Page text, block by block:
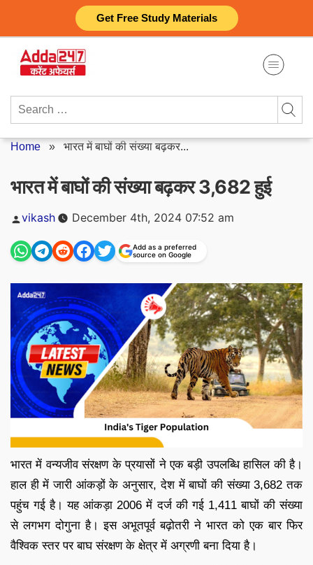
Get Free Study Materials
content
Search
Home » भारत में बाघों की संख्या बढ़कर...
भारत में बाघों की संख्या बढ़कर 3,682 हुई
Posted
vikash December 4th, 2024 07:52 am
Add as a preferred
source on Google
भारत में वन्यजीव संरक्षण के प्रयासों ने एक बड़ी उपलब्धि हासिल की है।
हाल ही में जारी आंकड़ों के अनुसार, देश में बाघों की संख्या 3,682 तक
पहुंच गई है। यह आंकड़ा 2006 में दर्ज की गई 1,411 बाघों की संख्या
से लगभग दोगुना है। इस अभूतपूर्व बढ़ोतरी ने भारत को एक बार फिर
वैश्विक स्तर पर बाघ संरक्षण के क्षेत्र में अग्रणी बना दिया है।